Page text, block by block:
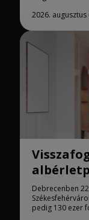
2026. augusztus
Debrecenben
pedig 130 ezer